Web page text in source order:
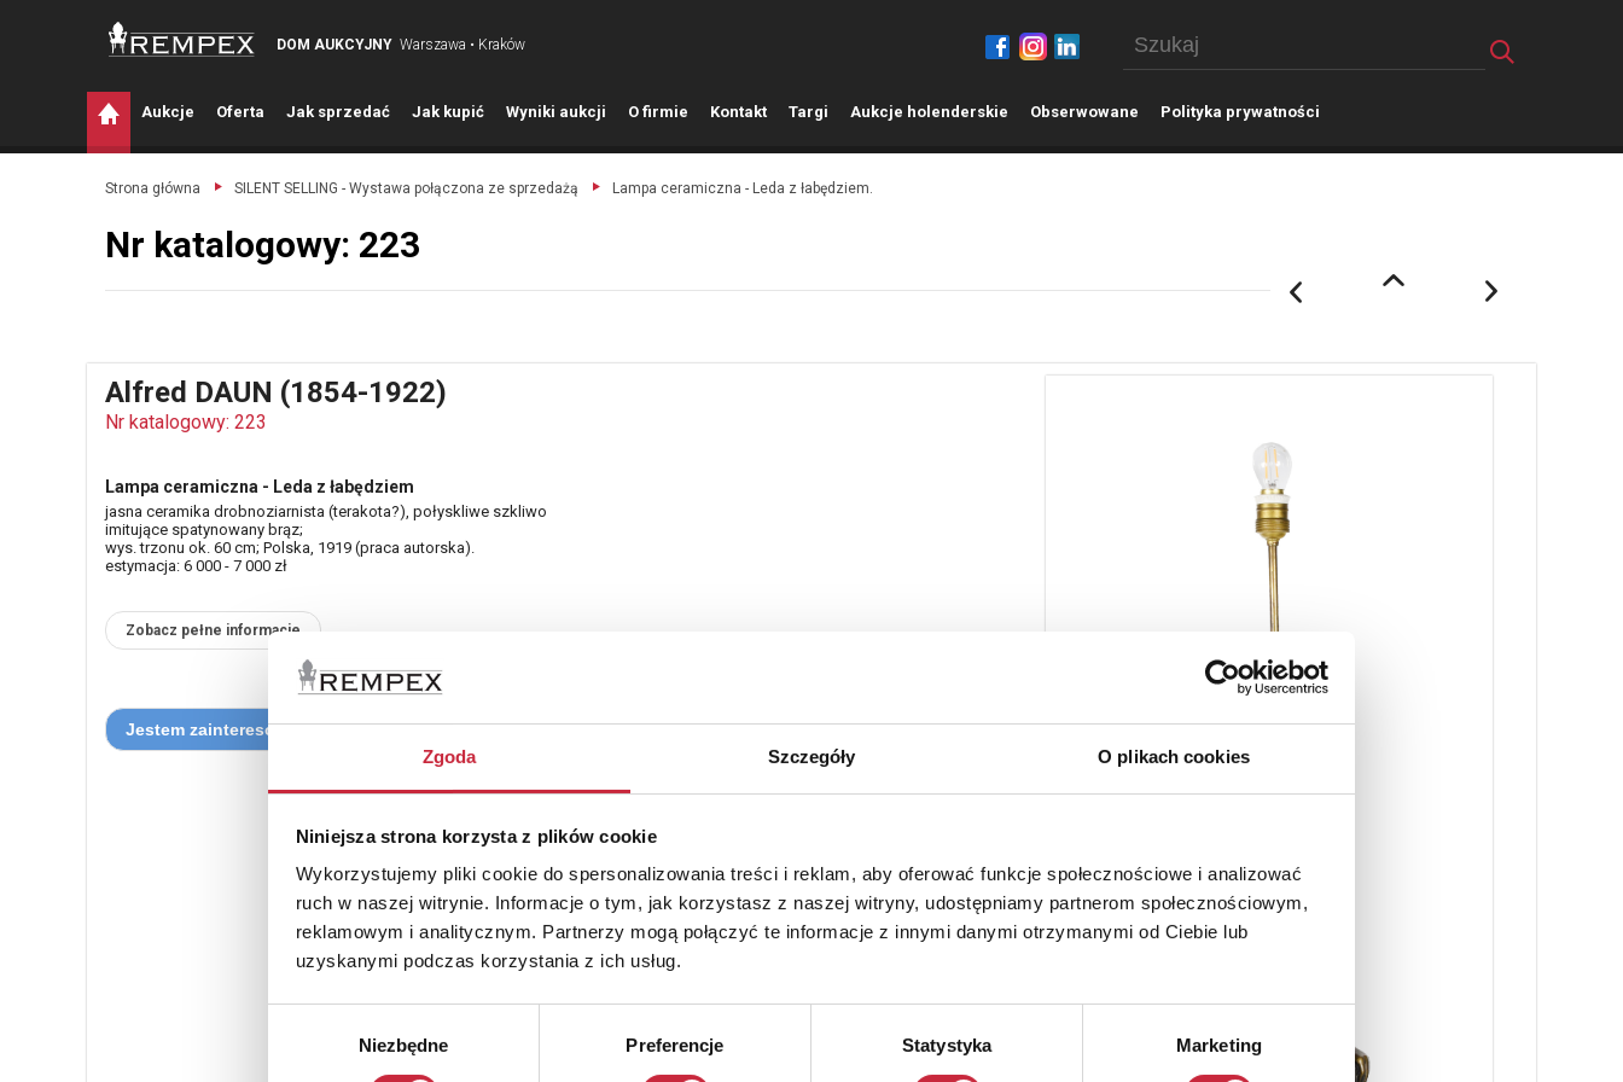
Zgoda Szczegóły O plikach cookies
Niniejsza strona korzysta z plików cookie
Wykorzystujemy pliki cookie do spersonalizowania treści i reklam, aby oferować funkcje społecznościowe i analizować
ruch w naszej witrynie. Informacje o tym, jak korzystasz z naszej witryny, udostępniamy partnerom społecznościowym,
reklamowym i analitycznym. Partnerzy mogą połączyć te informacje z innymi danymi otrzymanymi od Ciebie lub
uzyskanymi podczas korzystania z ich usług.
Niezbędne Preferencje Statystyka Marketing
DOM AUKCYJNY Warszawa • Kraków
Aukcje Oferta Jak sprzedać Jak kupić Wyniki aukcji O firmie Kontakt Targi Aukcje holenderskie Obserwowane Polityka prywatności
Strona główna SILENT SELLING - Wystawa połączona ze sprzedażą Lampa ceramiczna - Leda z łabędziem.
Nr katalogowy: 223
Alfred DAUN (1854-1922)
Nr katalogowy: 223
Lampa ceramiczna - Leda z łabędziem
jasna ceramika drobnoziarnista (terakota?), połyskliwe szkliwo
imitujące spatynowany brąz;
wys. trzonu ok. 60 cm; Polska, 1919 (praca autorska).
estymacja: 6 000 - 7 000 zł
Zobacz pełne informacje